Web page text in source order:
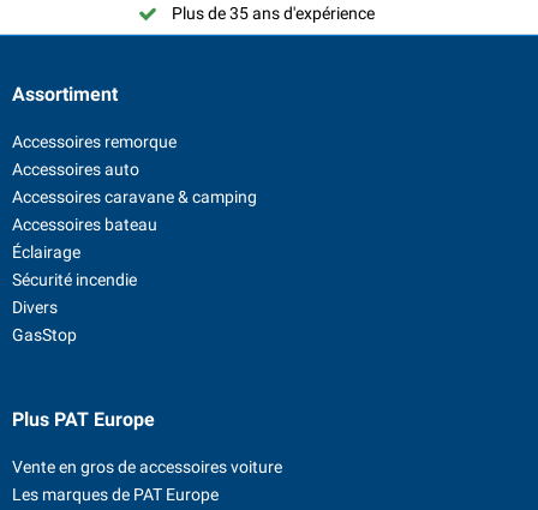
Plus de 35 ans d'expérience
Assortiment
Accessoires remorque
Accessoires auto
Accessoires caravane & camping
Accessoires bateau
Éclairage
Sécurité incendie
Divers
GasStop
Plus PAT Europe
Vente en gros de accessoires voiture
Les marques de PAT Europe